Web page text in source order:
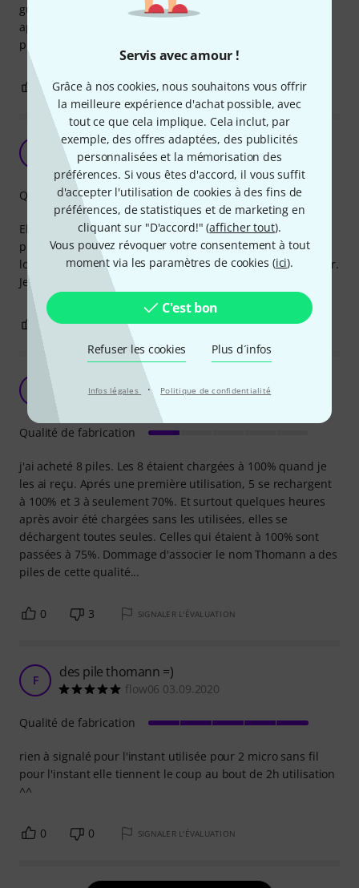
Servis avec amour !
Grâce à nos cookies, nous souhaitons vous offrir
la meilleure expérience d'achat possible, avec
tout ce que cela implique. Cela inclut, par
exemple, des offres adaptées, des publicités
personnalisées et la mémorisation des
préférences. Si vous êtes d'accord, il vous suffit
d'accepter l'utilisation de cookies à des fins de
préférences, de statistiques et de marketing en
cliquant sur "D'accord!" (afficher tout).
Vous pouvez révoquer votre consentement à tout
moment via les paramètres de cookies (ici).
C'est bon
Refuser les cookies Plus d´infos
Infos légales · Politique de confidentialité
guitare. Il est trop tôt pour évaluer leur longévité mais les
appareils équipés fonctionnent très bien avec une bonne
puissance. Très satisfait pour l'instant.
0 0 SIGNALER L'ÉVALUATION
Resistance
Papy_Vass 29.11.2025
Elles n'ont pas eu une durée de vie très élevé. Je les avais
placé dans mon Zoom H6 et enlevé après utilisation mais
lors du deuxième placement, elles ont cessé de fonctionner.
Je dois les avoir utilisé deux heures maximum
Qualité de fabrication
0 SIGNALER L'ÉVALUATION
Mauvaise qualité
jac B 30.01.2023
j'ai acheté 8 piles. Les 8 étaient chargées à 100% quand je
les ai reçu. Aprés une première utilisation, 5 se rechargent
à 100% et 3 à seulement 70%. Et surtout quelques heures
après avoir été chargées sans les utilisées, elles se
déchargent toutes seules. Celles qui étaient à 100% sont
passées à 75%. Dommage d'associer le nom Thomann a des
piles de cette qualité...
Qualité de fabrication
0 3 SIGNALER L'ÉVALUATION
F des pile thomann =)
flow06 03.09.2020
rien à signalé pour l'instant utilisée pour 2 micro sans fil
pour l'instant elle tiennent le coup au bout de 2h utilisation
^^
Qualité de fabrication
0 0 SIGNALER L'ÉVALUATION